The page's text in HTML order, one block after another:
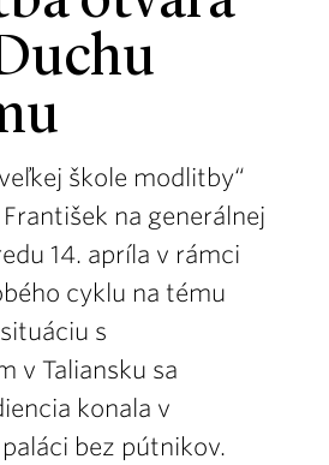
škole modlitby“
na generálnej
14. apríla v rámci
cyklu na tému
s
v Taliansku sa
konala v
bez pútnikov.